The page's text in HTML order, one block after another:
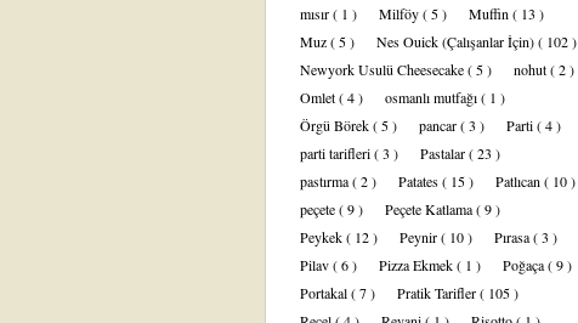
mısır( 1 ) Milföy( 5 ) Muffin ( 13 )
Muz( 5 ) Nes Ouick (Çalışanlar İçin)( 102 )
Newyork Usulü Cheesecake( 5 ) nohut( 2 )
Omlet( 4 ) osmanlı mutfağı( 1 )
Örgü Börek( 5 ) pancar( 3 ) Parti( 4 )
parti tarifleri( 3 ) Pastalar( 23 )
pastırma( 2 ) Patates( 15 ) Patlıcan ( 10 )
peçete( 9 ) Peçete Katlama( 9 )
Peykek( 12 ) Peynir( 10 ) Pırasa( 3 )
Pilav( 6 ) Pizza Ekmek( 1 ) Poğaça( 9 )
Portakal( 7 ) Pratik Tarifler( 105 )